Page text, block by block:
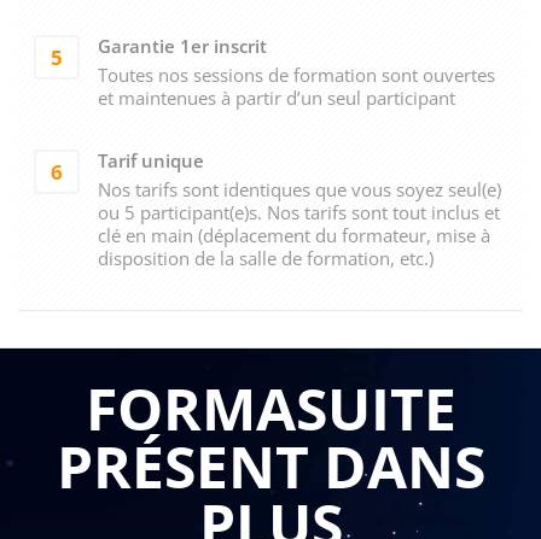
5
Garantie 1er inscrit
Toutes nos sessions de formation sont ouvertes
et maintenues à partir d’un seul participant
6
Tarif unique
Nos tarifs sont identiques que vous soyez seul(e)
ou 5 participant(e)s. Nos tarifs sont tout inclus et
clé en main (déplacement du formateur, mise à
disposition de la salle de formation, etc.)
FORMASUITE
PRÉSENT DANS